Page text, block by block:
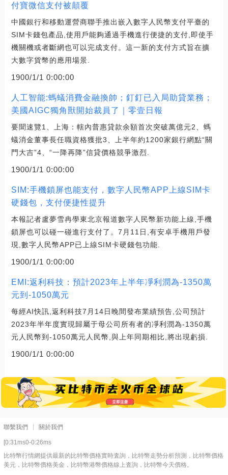
付寶微信支付被顛覆
中國銀行和移動運營商聯手推出嵌入數字人民幣支付平臺的
SIM卡錢包產品,使用戶能夠通過手機進行便捷的支付,即使手
機關機或者斷網也可以完成支付。這一新的支付方式旨在擴
大數字貨幣的應用場景.
1900/1/1 0:00:00
人工智能:螞蟻消費金融換帥；釘釘已入局助貸業務；
美國AIGC獨角獸開始裁員了｜零壹日報
要聞速覽1、上海：轄內普惠貸款余額首次突破萬億元2、螞
蟻消金董事長任職資格獲批3、上半年約1200家銀行網點“關
門大吉”4、“一降再降”信貸價格競爭激烈.
1900/1/1 0:00:00
SIM:手機鎖屏也能支付，數字人民幣APP上線SIM卡
硬錢包，支付便捷性提升
本報記者盧夢雪冉學東北京報道數字人民幣新功能上線,手機
鎖屏也可以碰一碰進行支付了。7月11日,有安卓手機用戶發
現,數字人民幣APP已上線SIM卡硬錢包功能.
1900/1/1 0:00:00
EMI:返利科技：預計2023年上半年凈利潤為-1350萬
元到-1050萬元
每經AI快訊,返利科技7月14日晚間發布業績預告,公司預計
2023年半年度實現歸屬于母公司所有者的凈利潤為-1350萬
元人民幣到-1050萬元人民幣,與上年同期相比,將出現虧損.
1900/1/1 0:00:00
聯繫我們 關於我們
[0:31ms0-0:26ms
比特幣行情網提供最新的比特幣價格實時査詢，比特幣走勢分析預測，比特幣價格
美元，比特幣價格美金，比特幣港幣價格線上査詢，比特幣今天價格。